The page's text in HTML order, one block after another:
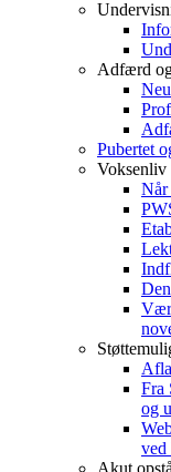
Adfærd
Pubertet
Voksenliv
Når
Fra
og
ved
Akut